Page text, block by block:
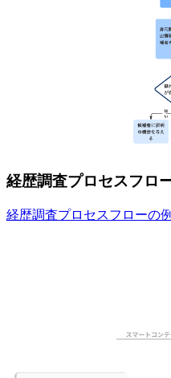
経歴調査プロセスフロ
経歴調査プロセスフローの